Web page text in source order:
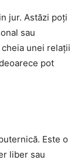
jur. Astăzi poți
sau
unei relații
pot
Este o
liber sau